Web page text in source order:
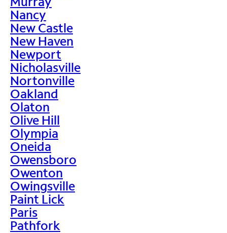
Nancy
New Castle
New Haven
Newport
Nicholasville
Nortonville
Oakland
Olaton
Olive Hill
Olympia
Oneida
Owensboro
Owenton
Owingsville
Paint Lick
Paris
Pathfork